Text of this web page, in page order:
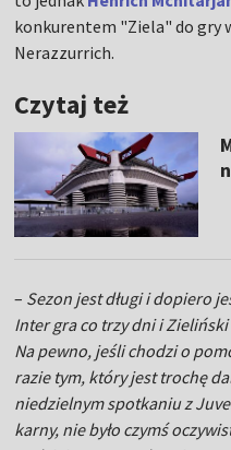
konkurentem "Ziela" do gry
Nerazzurrich.
Czytaj też
– Sezon jest długi i dopiero
Inter gra co trzy dni i
Na pewno, jeśli chodzi o
razie tym, który jest trochę
niedzielnym spotkaniu z
karny, nie było czymś